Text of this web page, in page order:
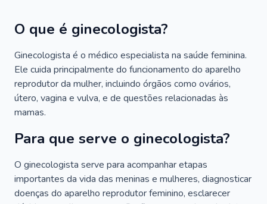
O que é ginecologista?
Ginecologista é o médico especialista na saúde feminina.
Ele cuida principalmente do funcionamento do aparelho
reprodutor da mulher, incluindo órgãos como ovários,
útero, vagina e vulva, e de questões relacionadas às
mamas.
Para que serve o ginecologista?
O ginecologista serve para acompanhar etapas
importantes da vida das meninas e mulheres, diagnosticar
doenças do aparelho reprodutor feminino, esclarecer